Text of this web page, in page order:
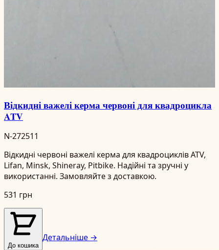
Відкидні важелі керма червоні для квадроцикла
ATV
N-272511
Відкидні червоні важелі керма для квадроциклів ATV,
Lifan, Minsk, Shineray, Pitbike. Надійні та зручні у
використанні. Замовляйте з доставкою.
531 грн
До кошика
Детальніше →